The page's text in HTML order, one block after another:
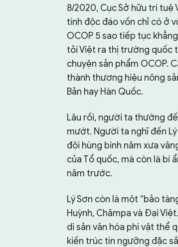
8/2020, Cục Sở hữu trí tuệ
tính độc đáo vốn chỉ có ở
OCOP 5 sao tiếp tục
tỏi Việt ra thị trường quốc
chuyện sản phẩm OCOP.
thành thương hiệu nông
Bản hay Hàn Quốc.
Lâu rồi, người ta thường
mướt. Người ta nghĩ đến
đội hùng binh năm xưa
của Tổ quốc, mà còn là bí
năm trước.
Lý Sơn còn là một “bảo
Huỳnh, Chămpa và Đại
di sản văn hóa phi vật thể
kiến trúc tín ngưỡng đặc